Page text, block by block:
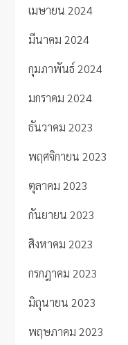
เมษายน 2024
มีนาคม 2024
กุมภาพันธ์ 2024
มกราคม 2024
ธันวาคม 2023
พฤศจิกายน 2023
ตุลาคม 2023
กันยายน 2023
สิงหาคม 2023
กรกฎาคม 2023
มิถุนายน 2023
พฤษภาคม 2023